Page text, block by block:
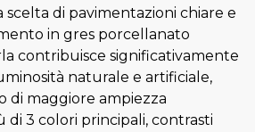
scelta di pavimentazioni chiare e
in gres porcellanato
contribuisce significativamente
naturale e artificiale,
di maggiore ampiezza
di 3 colori principali, contrasti